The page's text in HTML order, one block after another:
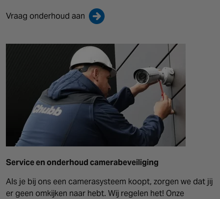
Vraag onderhoud aan
Service en onderhoud camerabeveiliging
Als je bij ons een camerasysteem koopt, zorgen we dat jij
er geen omkijken naar hebt. Wij regelen het! Onze